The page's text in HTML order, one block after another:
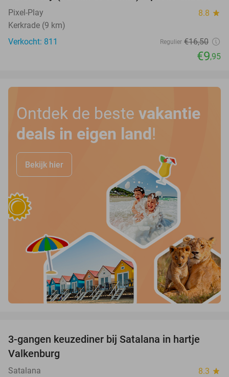
Pixel-Play 8.8 star
Kerkrade (9 km)
Verkocht: 811
Regulier €16,50
€9,95
Ontdek de beste vakantie
deals in eigen land !
Bekijk hier
40%
3-gangen keuzediner bij Satalana in hartje
Valkenburg
Satalana 8.3 star